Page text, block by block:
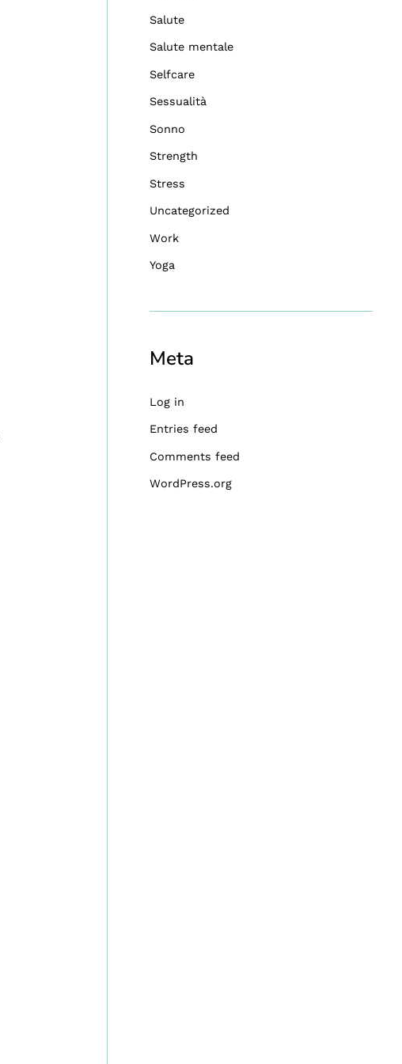
Salute
Salute mentale
Selfcare
Sessualità
Sonno
Strength
Stress
Uncategorized
Work
Yoga
Meta
Log in
Entries feed
Comments feed
WordPress.org